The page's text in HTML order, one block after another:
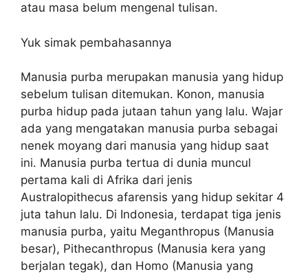
atau masa belum mengenal tulisan.
Yuk simak pembahasannya
Manusia purba merupakan manusia yang hidup
sebelum tulisan ditemukan. Konon, manusia
purba hidup pada jutaan tahun yang lalu. Wajar
ada yang mengatakan manusia purba sebagai
nenek moyang dari manusia yang hidup saat
ini. Manusia purba tertua di dunia muncul
pertama kali di Afrika dari jenis
Australopithecus afarensis yang hidup sekitar 4
juta tahun lalu. Di Indonesia, terdapat tiga jenis
manusia purba, yaitu Meganthropus (Manusia
besar), Pithecanthropus (Manusia kera yang
berjalan tegak), dan Homo (Manusia yang